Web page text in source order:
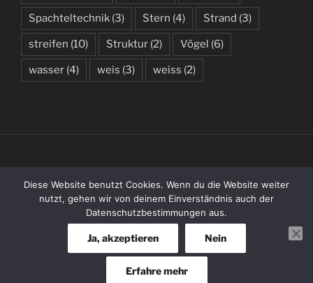
Spachteltechnik (3) Stern (4) Strand (3)
streifen (10) Struktur (2) Vögel (6)
wasser (4) weis (3) weiss (2)
(C) 2019 – 2026 BY KATHARINA WENZLAFF
Diese Website benutzt Cookies. Wenn du die Website weiter
nutzt, gehen wir von deinem Einverständnis auch der
Datenschutzbestimmungen aus.
Ja, akzeptieren Nein
Erfahre mehr